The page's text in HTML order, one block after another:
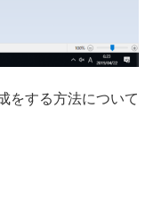
をする方法について